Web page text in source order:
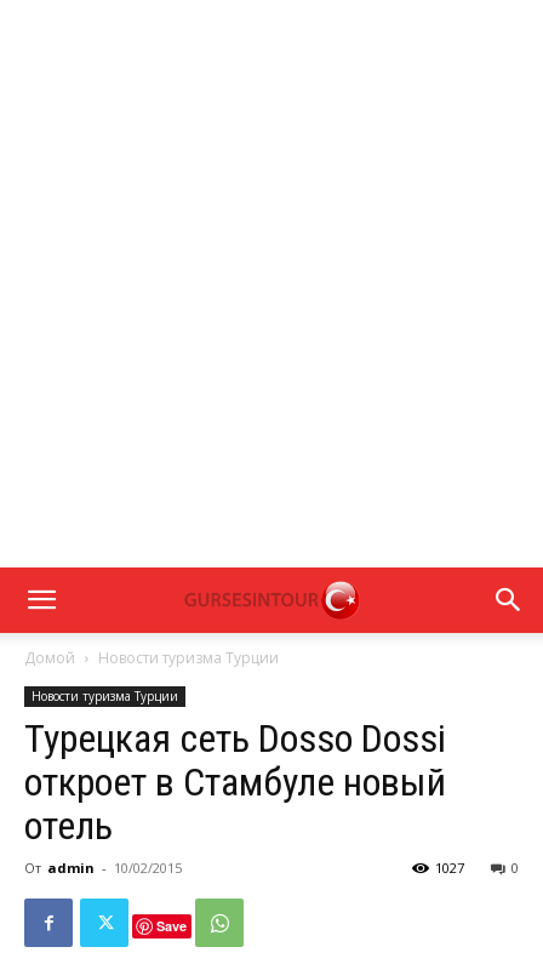
Домой Новости туризма Турции
Новости туризма Турции
Турецкая сеть Dosso Dossi
откроет в Стамбуле новый
отель
От admin - 10/02/2015 0
1027
Save